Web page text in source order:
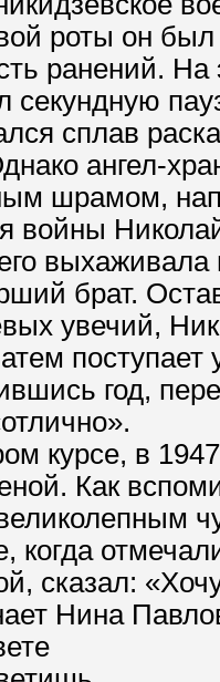
роты он
ранений.
секундную
сплав
ангел-
шрамом,
войны
брат.
увечий,
год,
курсе, в
Как
когда
сказал:
Нина